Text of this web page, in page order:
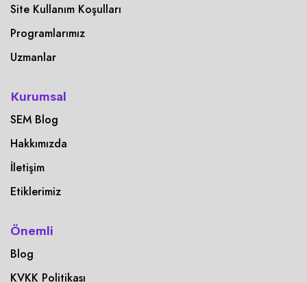
Site Kullanım Koşulları
Programlarımız
Uzmanlar
Kurumsal
SEM Blog
Hakkımızda
İletişim
Etiklerimiz
Önemli
Blog
KVKK Politikası